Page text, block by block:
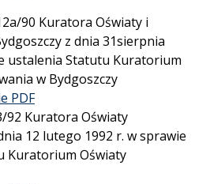
90 Kuratora Oświaty i
z dnia 31sierpnia
ustalenia Statutu Kuratorium
w Bydgoszczy
PDF
92 Kuratora Oświaty
12 lutego 1992 r. w sprawie
Kuratorium Oświaty